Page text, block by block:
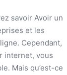
savoir Avoir un
et les
Cependant,
internet, vous
Mais qu’est-ce